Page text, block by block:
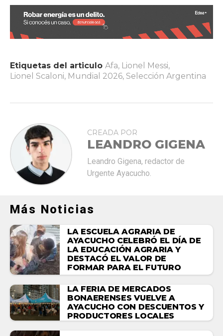
Etiquetas del articulo Afa, Lionel Messi,
Lionel Scaloni, Mundial 2026, Selección Argentina
CREADA POR
LEANDRO GIGENA
Leandro Gigena, redactor de
Urgente Ayacucho.
Más Noticias
LA ESCUELA AGRARIA DE
AYACUCHO CELEBRÓ EL DÍA DE
LA EDUCACIÓN AGRARIA Y
DESTACÓ EL VALOR DE
FORMAR PARA EL FUTURO
LA FERIA DE MERCADOS
BONAERENSES VUELVE A
AYACUCHO CON DESCUENTOS Y
PRODUCTORES LOCALES